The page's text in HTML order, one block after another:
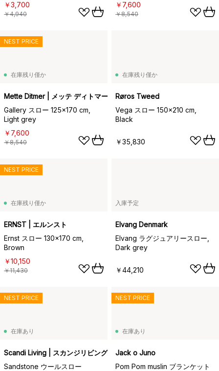
￥3,700
￥4,940
￥7,600
￥8,540
在庫残り僅か
Mette Ditmer | メッテ ディトマー
Gallery スロー 125x170 cm,
Light grey
￥7,600
￥8,540
NEST PRICE
在庫残り僅か
Røros Tweed
Vega スロー 150x210 cm,
Black
￥35,830
在庫残り僅か
ERNST | エルンスト
Ernst スロー 130x170 cm,
Brown
￥10,150
￥11,430
NEST PRICE
入庫予定
Elvang Denmark
Elvang ラグジュアリースロー,
Dark grey
￥44,210
在庫あり
Scandi Living | スカンジリビング
Sandstone ウールスロー
NEST PRICE
在庫あり
Jack o Juno
Pom Pom muslin ブランケット
NEST PRICE